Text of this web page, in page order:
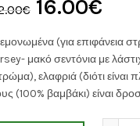
€ Original
price
was:
16.00€
τιμή
(για επιφάνεια
μακό σεντόνια με
ελαφριά (διότι
(100% βαμβάκι) είναι